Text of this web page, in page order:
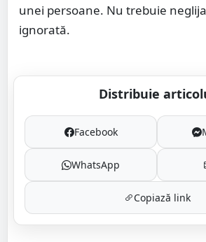
unei persoane. Nu trebuie
ignorată.
Distribuie
Facebook
WhatsApp
Copiază link